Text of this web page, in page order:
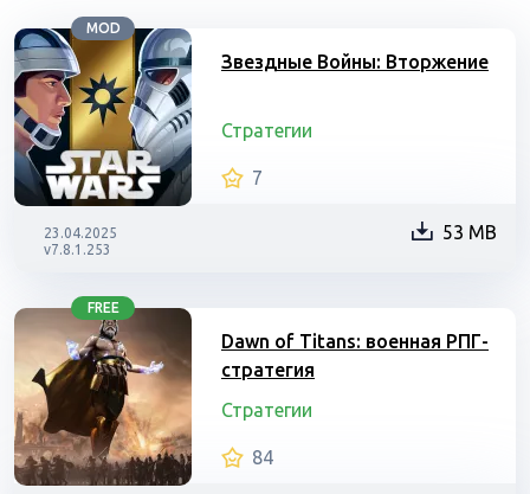
MOD
Звездные Войны: Вторжение
Стратегии
7
23.04.2025
v7.8.1.253
53 MB
FREE
Dawn of Titans: военная РПГ-
стратегия
Стратегии
84